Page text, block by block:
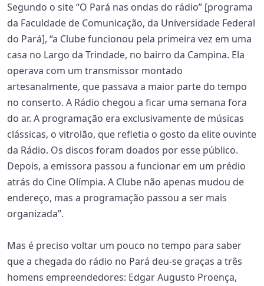
Segundo o site “O Pará nas ondas do rádio” [programa
da Faculdade de Comunicação, da Universidade Federal
do Pará], “a Clube funcionou pela primeira vez em uma
casa no Largo da Trindade, no bairro da Campina. Ela
operava com um transmissor montado
artesanalmente, que passava a maior parte do tempo
no conserto. A Rádio chegou a ficar uma semana fora
do ar. A programação era exclusivamente de músicas
clássicas, o vitrolão, que refletia o gosto da elite ouvinte
da Rádio. Os discos foram doados por esse público.
Depois, a emissora passou a funcionar em um prédio
atrás do Cine Olímpia. A Clube não apenas mudou de
endereço, mas a programação passou a ser mais
organizada”.
Mas é preciso voltar um pouco no tempo para saber
que a chegada do rádio no Pará deu-se graças a três
homens empreendedores: Edgar Augusto Proença,